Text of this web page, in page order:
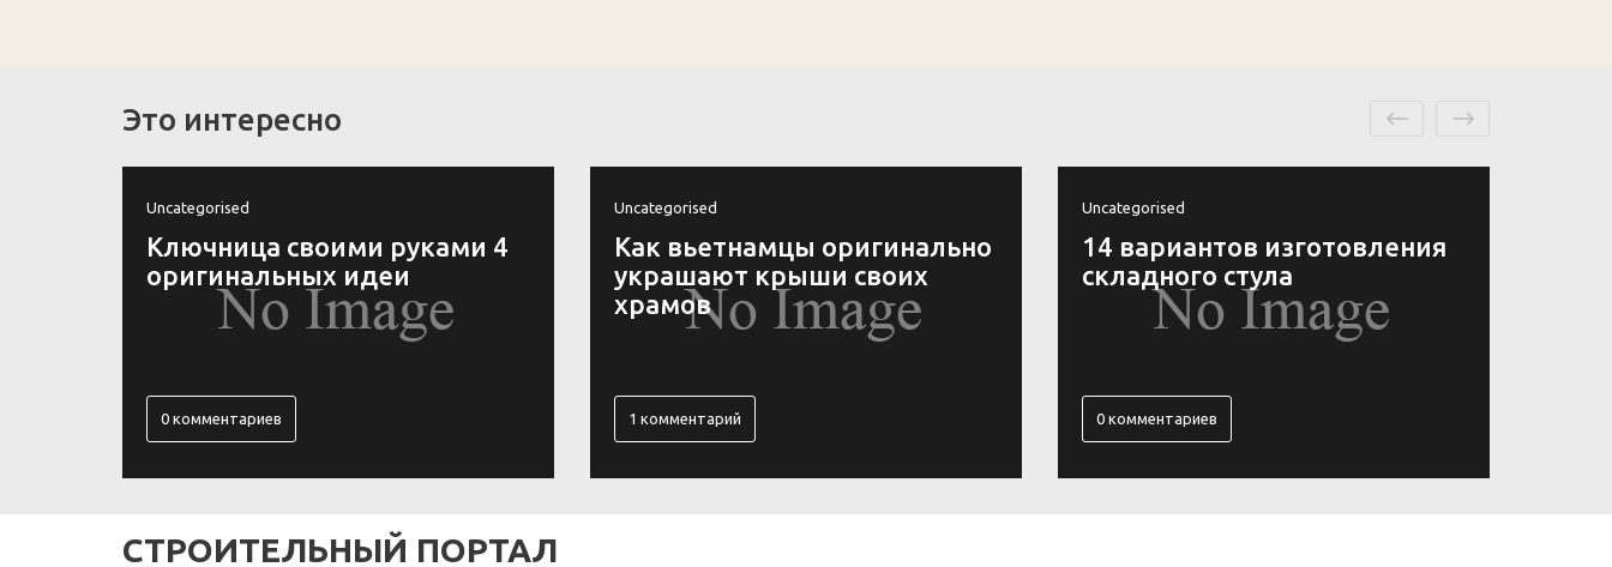
Это интересно
Uncategorised
Ключница своими руками 4
оригинальных идеи
0 комментариев
Uncategorised
Как вьетнамцы оригинально
украшают крыши своих
храмов
1 комментарий
Uncategorised
14 вариантов изготовления
складного стула
0 комментариев
СТРОИТЕЛЬНЫЙ ПОРТАЛ